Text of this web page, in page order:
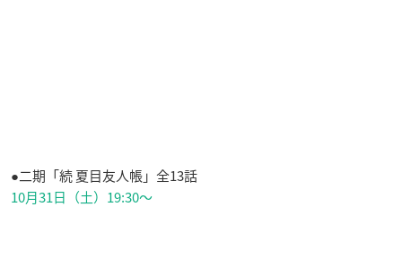
●二期「続 夏目友人帳」全13話
10月31日（土）19:30～